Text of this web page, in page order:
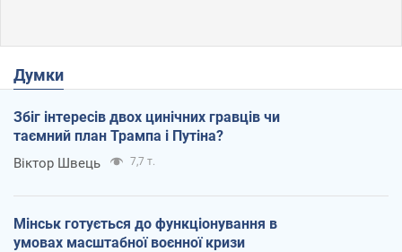
Думки
Збіг інтересів двох цинічних гравців чи
таємний план Трампа і Путіна?
Віктор Швець 7,7 т.
Мінськ готується до функціонування в
умовах масштабної воєнної кризи